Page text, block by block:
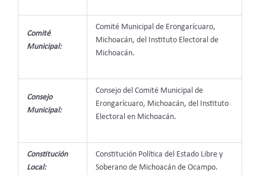
Comité
Municipal:
Comité Municipal de Erongarícuaro,
Michoacán, del Instituto Electoral de
Michoacán.
Consejo
Municipal:
Consejo del Comité Municipal de
Erongarícuaro, Michoacán, del Instituto
Electoral en Michoacán.
Constitución
Local:
Constitución Política del Estado Libre y
Soberano de Michoacán de Ocampo.